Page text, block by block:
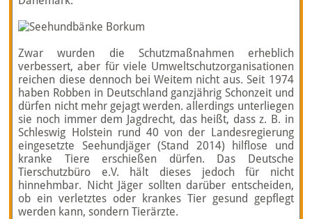
Zwar wurden die Schutzmaßnahmen erheblich
verbessert, aber für viele Umweltschutzorganisationen
reichen diese dennoch bei Weitem nicht aus. Seit 1974
haben Robben in Deutschland ganzjährig Schonzeit und
dürfen nicht mehr gejagt werden. allerdings unterliegen
sie noch immer dem Jagdrecht, das heißt, dass z. B. in
Schleswig Holstein rund 40 von der Landesregierung
eingesetzte Seehundjäger (Stand 2014) hilflose und
kranke Tiere erschießen dürfen. Das Deutsche
Tierschutzbüro e.V. hält dieses jedoch für nicht
hinnehmbar. Nicht Jäger sollten darüber entscheiden,
ob ein verletztes oder krankes Tier gesund gepflegt
werden kann, sondern Tierärzte.